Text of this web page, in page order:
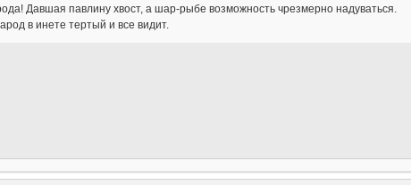
Давшая павлину хвост, а шар-рыбе возможность чрезмерно надуваться.
в инете тертый и все видит.